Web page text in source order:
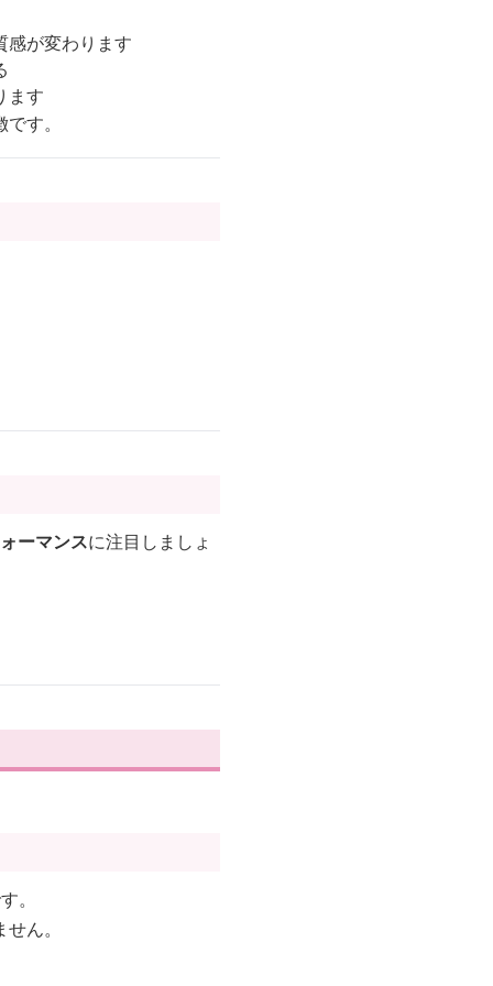
感が変わります
ます
す。
ーマンスに注目しましょ
。
ん。